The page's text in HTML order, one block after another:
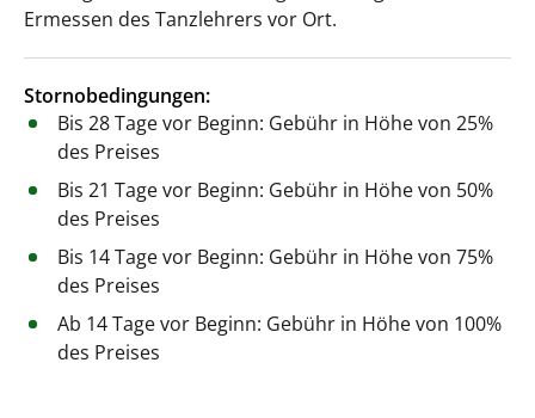
Ermessen des Tanzlehrers vor Ort.
Stornobedingungen:
Bis 28 Tage vor Beginn: Gebühr in Höhe von 25%
des Preises
Bis 21 Tage vor Beginn: Gebühr in Höhe von 50%
des Preises
Bis 14 Tage vor Beginn: Gebühr in Höhe von 75%
des Preises
Ab 14 Tage vor Beginn: Gebühr in Höhe von 100%
des Preises